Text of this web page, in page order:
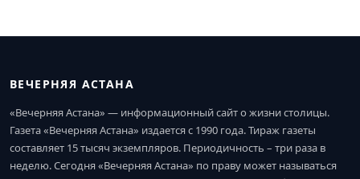
ВЕЧЕРНЯЯ АСТАНА
«Вечерняя Астана» — информационный сайт о жизни столицы.
Газета «Вечерняя Астана» издается с 1990 года. Тираж газеты
составляет 15 тысяч экземпляров. Периодичность – три раза в
неделю. Сегодня «Вечерняя Астана» по праву может называться